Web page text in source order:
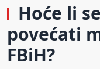
Hoće li
povećati
FBiH?